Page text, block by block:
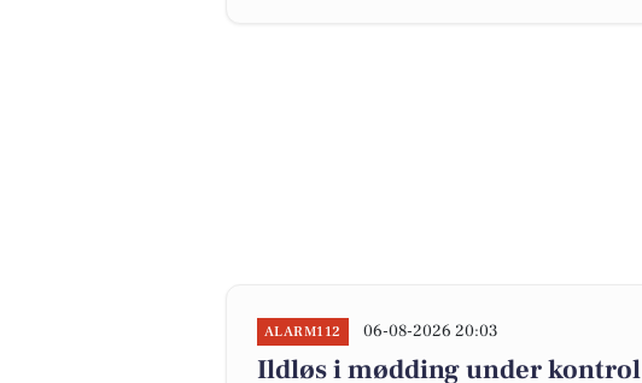
ALARM112 06-08-2026 20:03
Ildløs i mødding under kontrol